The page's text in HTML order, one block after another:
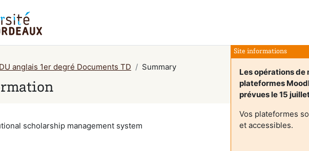
Site informations
Les opérations de
plateformes
prévues le 15
Vos plateformes
et accessibles.
DU anglais 1er degré Documents TD Summary
scholarship management system